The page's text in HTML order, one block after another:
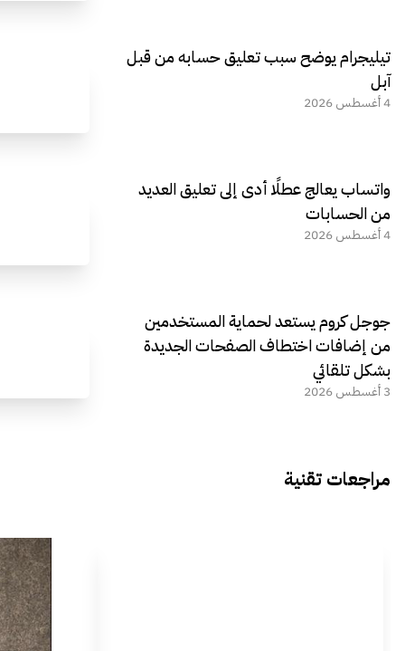
تيليجرام يوضح سبب تعليق حسابه من قبل
آبل
4 أغسطس 2026
واتساب يعالج عطلًا أدى إلى تعليق العديد
من الحسابات
4 أغسطس 2026
جوجل كروم يستعد لحماية المستخدمين
من إضافات اختطاف الصفحات الجديدة
بشكل تلقائي
3 أغسطس 2026
مراجعات تقنية